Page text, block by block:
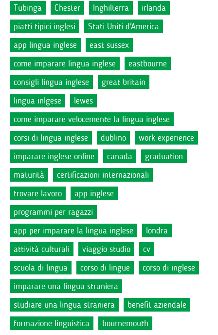
Tubinga Chester Inghilterra
irlanda
piatti tipici inglesi
Stati Uniti d'America
app lingua inglese
east sussex
come imparare lingua inglese
eastbourne
consigli lingua inglese
great britain
lingua inlgese
lewes
come imparare velocemente la lingua inglese
corsi di lingua inglese
dublino
work experience
imparare inglese online
canada
graduation
maturità
certificazioni internazionali
trovare lavoro
app inglese
programmi per ragazzi
app per imparare la lingua inglese
londra
attività culturali
viaggio studio
cv
scuola di lingua
corso di lingue
corso di inglese
imparare una lingua straniera
studiare una lingua straniera
benefit aziendale
formazione linguistica
bournemouth